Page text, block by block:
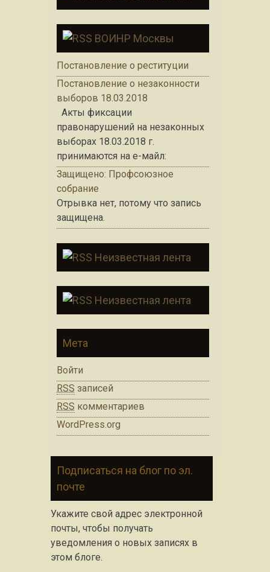
ВОИНР Москвы
Постановление о реституции
Постановление о незаконности
выборов 18.03.2018
Акты фиксации
правонарушений на незаконных
выборах 18.03.2018 г.
принимаются на е-майл:
Защищено: Профсоюзное
собрание
Отрывка нет, потому что запись
защищена.
Неизвестная лента
Неизвестная лента
Мета
Войти
RSS записей
RSS комментариев
WordPress.org
Подписаться на блог по эл.
почте
Укажите свой адрес электронной
почты, чтобы получать
уведомления о новых записях в
этом блоге.